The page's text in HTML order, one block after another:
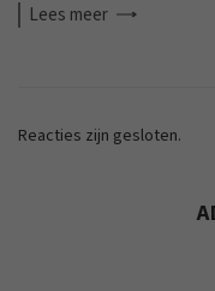
Lees meer
Reacties zijn gesloten.